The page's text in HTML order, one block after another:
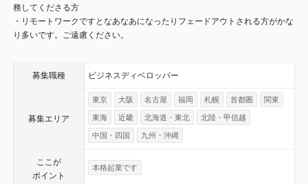
務してくださる方
・リモートワークですとなあなあになったりフェードアウトされる方がかな
り多いです。ご遠慮ください。
募集職種 ビジネスディベロッパー
募集エリア
東京 大阪 名古屋 福岡 札幌 首都圏 関東
東海 近畿 北海道・東北 北陸・甲信越
中国・四国 九州・沖縄
ここが
ポイント
本格起業です